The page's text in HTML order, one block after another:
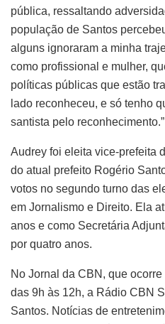
pública, ressaltando
população de Santos
alguns ignoraram a minha
como profissional e mulher,
políticas públicas que estão
lado reconheceu, e só tenho
santista pelo reconhecimento.”
Audrey foi eleita vice-prefeita
do atual prefeito Rogério
votos no segundo turno das
em Jornalismo e Direito. Ela
anos e como Secretária
por quatro anos.
No Jornal da CBN, que
das 9h às 12h, a Rádio CBN
Santos. Notícias de